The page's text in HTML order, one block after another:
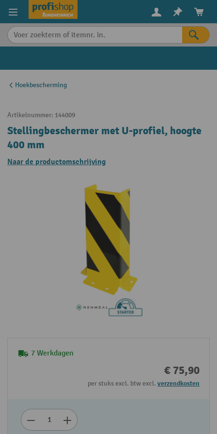
content
Hoekbescherming
Artikelnummer: 144009
Stellingbeschermer met U-profiel, hoogte
400 mm
Naar de productomschrijving
7 Werkdagen
€ 75,90
per stuks excl. btw excl. verzendkosten